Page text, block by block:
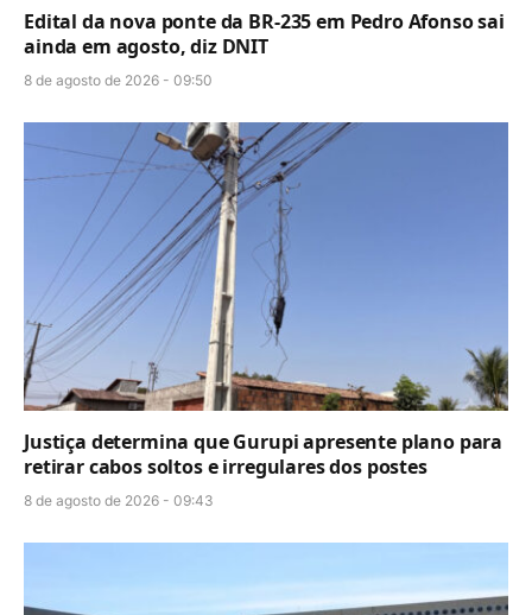
Edital da nova ponte da BR-235 em Pedro Afonso sai
ainda em agosto, diz DNIT
8 de agosto de 2026 - 09:50
Justiça determina que Gurupi apresente plano para
retirar cabos soltos e irregulares dos postes
8 de agosto de 2026 - 09:43